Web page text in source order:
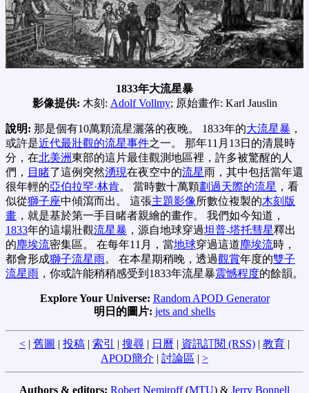
1833年大流星暴
影像提供: 木刻: Adolf Vollmy; 原始畫作: Karl Jauslin
說明: 那是個有10萬顆流星灑落的夜晚。 1833年的大流星暴 ，
或許是近代最壯觀的流星事件之一。 那年11月13日的清晨時
分，在北美洲東部的這片最佳觀測地區裡，許多被驚醒的人
們， 目睹了這例突然湧現在夜空中的流星雨，其中包括當年還
很年輕的亞伯拉罕·林肯。 當時數十萬顆劃過天際的流星 ，看
似從獅子座中傾瀉而出。 這張主題影像所數位複製的木刻版
畫 ，就是基於第一手目睹者親繪的畫作。 我們如今知道，
1833年的這場壯觀流星暴 ，源自地球穿過坦普-塔托彗星釋出
的塵埃流密集區。 在每年11月，當地球穿過這道塵埃流時，
都會形成獅子流星雨。 在本星期稍晚，透過觀賞年度的雙子
流星雨 ，你或許能稍稍感受到1833年流星暴震憾程度的餘韻。
Explore Your Universe: Random APOD Generator
明日的圖片: jets and shells
< | 舊圖 | 投稿 | 索引 | 搜尋 | 日曆 | 資訊訂閱 (RSS) | 教育 |
APOD簡介 | 討論區 | >
Authors & editors: Robert Nemiroff(MTU) & Jerry Bonnell